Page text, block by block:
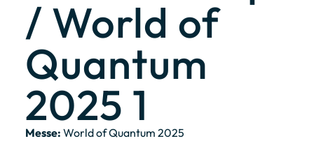
/ World of
Quantum
2025 1
Messe: World of Quantum 2025